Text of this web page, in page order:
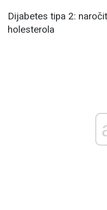
Dijabetes tipa 2:
holesterola